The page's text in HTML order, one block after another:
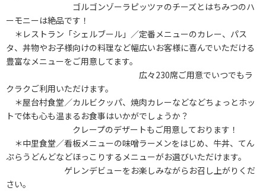
ゴルゴンゾーラピッツァのチーズとはちみつのハ
ーモニーは絶品です！
＊レストラン「シェルブール」／定番メニューのカレー、パス
タ、丼物やお子様向けの料理など幅広いお客様に喜んでいただける
豊富なメニューをご用意してます。
広々230席ご用意でいつでもラ
クラクご利用いただけます。
＊屋台村食堂／カルビクッパ、焼肉カレーなどなどちょっとホッ
トで体も心も温まるお食事はいかがでしょうか？
クレープのデザートもご用意しております！
＊中里食堂／看板メニューの味噌ラーメンをはじめ、牛丼、てん
ぷらうどんどなどほっこりするメニューがお選びいただけます。
ゲレンデビューをお楽しみながらお召し上がりくだ
さい。